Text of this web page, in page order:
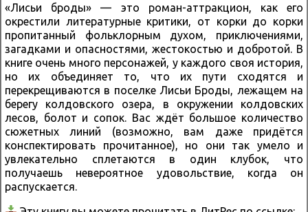
«Лисьи броды» — это роман-аттракцион, как его
окрестили литературные критики, от корки до корки
пропитанный фольклорным духом, приключениями,
загадками и опасностями, жестокостью и добротой. В
книге очень много персонажей, у каждого своя история,
но их объединяет то, что их пути сходятся и
перекрещиваются в поселке Лисьи Броды, лежащем на
берегу колдовского озера, в окружении колдовских
лесов, болот и сопок. Вас ждёт большое количество
сюжетных линий (возможно, вам даже придётся
конспектировать прочитанное), но они так умело и
увлекательно сплетаются в один клубок, что
получаешь невероятное удовольствие, когда он
распускается.